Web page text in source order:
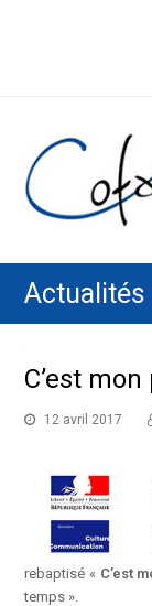
Actualités
C’est
12 avril 2017
rebaptisé « C’est
temps ».